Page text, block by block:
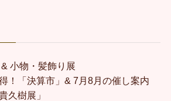
小物・髪飾り展
！「決算市」& 7月8月の催し案内
久樹展」